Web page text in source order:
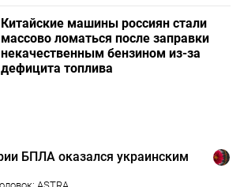
Китайские машины россиян стали
массово ломаться после заправки
некачественным бензином из-за
дефицита топлива